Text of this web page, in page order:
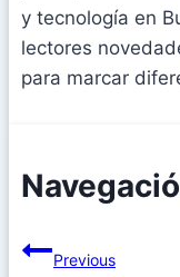
y tecnología en
lectores
para marcar
Previous